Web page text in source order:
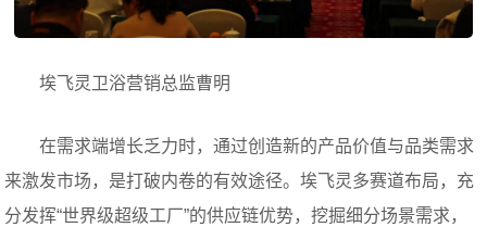
埃飞灵卫浴营销总监曹明
在需求端增长乏力时，通过创造新的产品价值与品类需求
来激发市场，是打破内卷的有效途径。埃飞灵多赛道布局，充
分发挥“世界级超级工厂”的供应链优势，挖掘细分场景需求，